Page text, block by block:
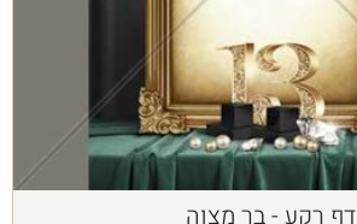
דף רקע - בר מצוה